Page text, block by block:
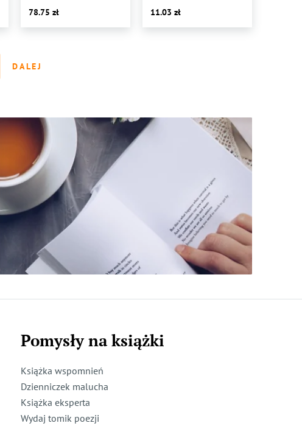
78.75
11.03
DALEJ
Pomysły na książki
Książka wspomnień
Dzienniczek malucha
Książka eksperta
Wydaj tomik poezji